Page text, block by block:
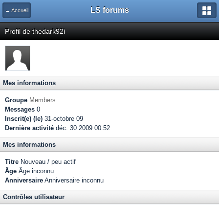
← Accueil LS forums
Profil de thedark92i
Mes informations
Groupe Members
Messages 0
Inscrit(e) (le) 31-octobre 09
Dernière activité déc. 30 2009 00:52
Mes informations
Titre Nouveau / peu actif
Âge Âge inconnu
Anniversaire Anniversaire inconnu
Contrôles utilisateur